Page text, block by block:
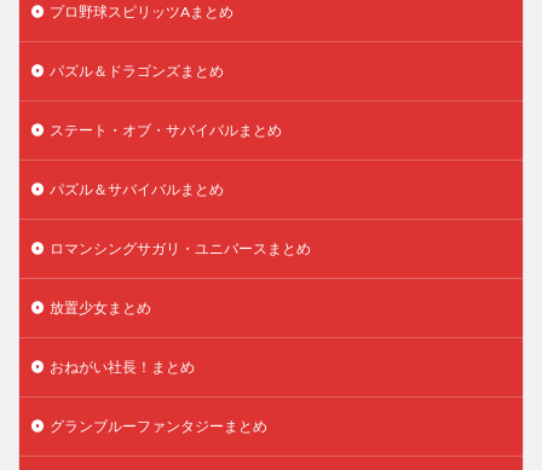
プロ野球スピリッツAまとめ
パズル＆ドラゴンズまとめ
ステート・オブ・サバイバルまとめ
パズル＆サバイバルまとめ
ロマンシングサガリ・ユニバースまとめ
放置少女まとめ
おねがい社長！まとめ
グランブルーファンタジーまとめ